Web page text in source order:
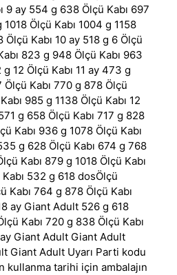
9 ay 554 g 638 Ölçü Kabı 697
Ölçü Kabı 1004 g 1158
Ölçü Kabı 10 ay 518 g 6 Ölçü
823 g 948 Ölçü Kabı 963
g 12 Ölçü Kabı 11 ay 473 g
Ölçü Kabı 770 g 878 Ölçü
985 g 1138 Ölçü Kabı 12
g 658 Ölçü Kabı 717 g 828
Kabı 936 g 1078 Ölçü Kabı
g 628 Ölçü Kabı 674 g 768
Kabı 879 g 1018 Ölçü Kabı
532 g 618 dosÖlçü
Kabı 764 g 878 Ölçü Kabı
ay Giant Adult 526 g 618
Kabı 720 g 838 Ölçü Kabı
Giant Adult Giant Adult
Giant Adult Uyarı Parti kodu
kullanma tarihi için ambalajın